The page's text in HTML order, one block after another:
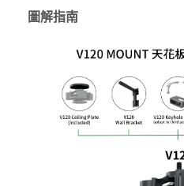
圖解指南